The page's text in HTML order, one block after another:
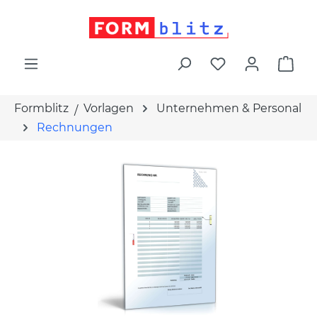
Formblitz Vorlagen
Unternehmen & Personal
Rechnungen